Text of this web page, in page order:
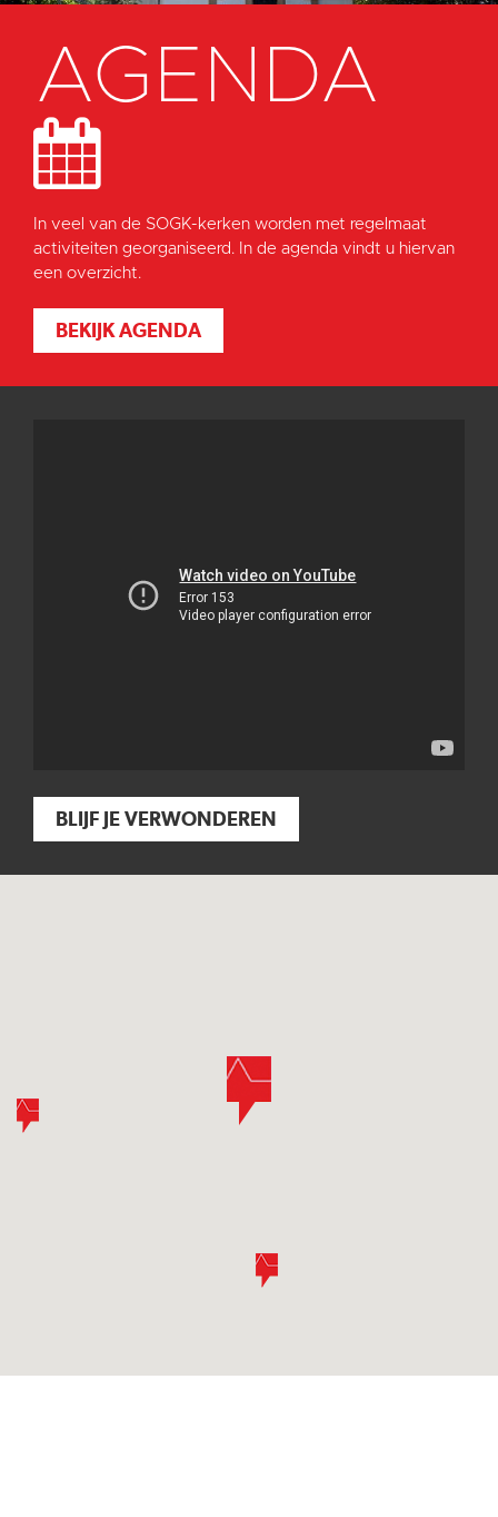
AGENDA
In veel van de SOGK-kerken worden met regelmaat
activiteiten georganiseerd. In de agenda vindt u hiervan
een overzicht.
BEKIJK AGENDA
BLIJF JE VERWONDEREN